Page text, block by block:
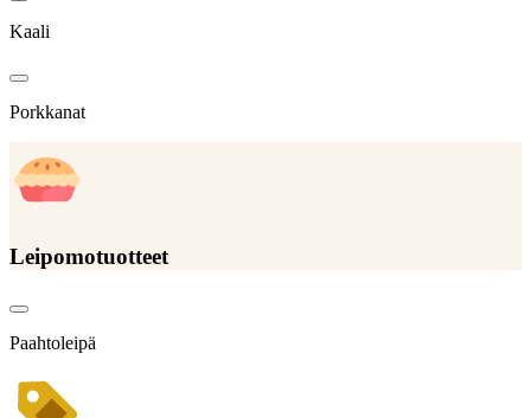
Kaali
Porkkanat
Leipomotuotteet
Paahtoleipä